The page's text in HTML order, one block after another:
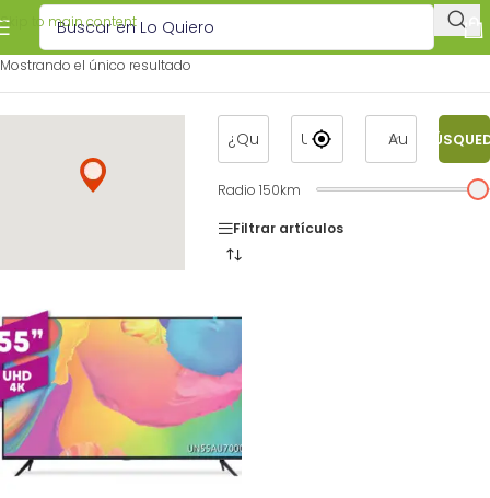
Skip to main content
Mostrando el único resultado
Radio150km
Filtrar artículos